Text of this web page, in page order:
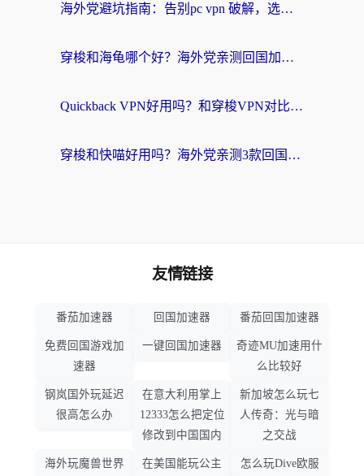
海外党避坑指南：告别pc vpn 破解，选对回国加速器轻松访问国内资源
穿梭和海龟哪个好？海外党亲测回国加速器，附电脑免费VPN推荐
Quickback VPN好用吗？和穿梭VPN对比哪个回国效果更好？海外党必看的真实测评与选择指南
穿梭和快喵好用吗？海外党亲测3款回国加速器，附日本回国VPN避坑指南
友情链接
番茄加速器 回国加速器 番茄回国加速器
免费回国游戏加
速器
一键回国加速器
奇迹MU加速用什
么比较好
钢岚国外玩延迟
很高怎么办
在意大利用掌上
12333怎么把定位
修改到中国国内
新加坡怎么玩七
人传奇：光与暗
之交战
海外玩魔兽世界 在美国能玩公主 怎么玩Dive欧服